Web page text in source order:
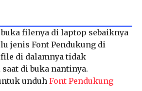
filenya di laptop sebaiknya
jenis Font Pendukung di
di dalamnya tidak
di buka nantinya.
unduh Font Pendukung